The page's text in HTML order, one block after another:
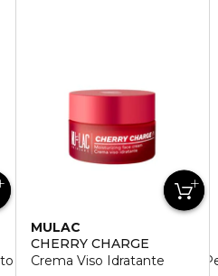
di Giglio Bianco - Tutti i Tipi di
MULAC
CHERRY CHARGE
Crema Viso Idratante